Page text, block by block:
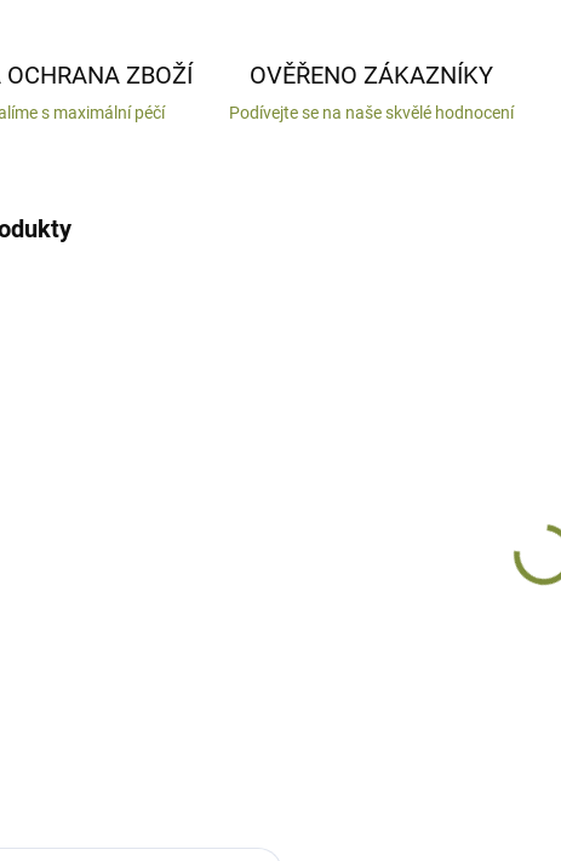
ZBOŽÍ
s maximální péčí
OVĚŘENO ZÁKAZNÍKY
Podívejte se na naše skvělé hodnocení